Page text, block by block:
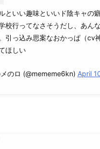
といい趣味といいド陰キャの
校行ってなさそうだし、あん
引っ込み思案なおかっぱ（cv
ほしい
のロ (@mememe6kn) April